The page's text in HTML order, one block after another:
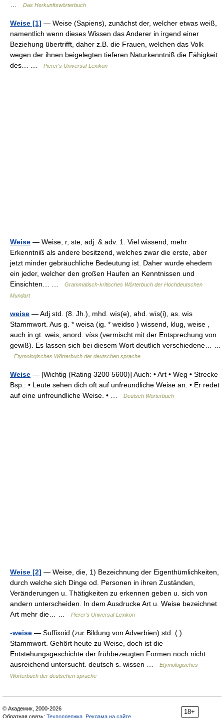
Das Herkunftswörterbuch
Weise [1] — Weise (Sapiens), zunächst der, welcher etwas weiß,
namentlich wenn dieses Wissen das Anderer in irgend einer
Beziehung übertrifft, daher z.B. die Frauen, welchen das Volk
wegen der ihnen beigelegten tieferen Naturkenntniß die Fähigkeit
des… …
Pierer's Universal-Lexikon
Weise — Weise, r, ste, adj. & adv. 1. Viel wissend, mehr
Erkenntniß als andere besitzend, welches zwar die erste, aber
jetzt minder gebräuchliche Bedeutung ist. Daher wurde ehedem
ein jeder, welcher den großen Haufen an Kenntnissen und
Einsichten… …
Grammatisch-kritisches Wörterbuch der Hochdeutschen
Mundart
weise — Adj std. (8. Jh.), mhd. wīs(e), ahd. wīs(i), as. wīs
Stammwort. Aus g. * weisa (ig. * weidso ) wissend, klug, weise ,
auch in gt. weis, anord. víss (vermischt mit der Entsprechung von
gewiß). Es lassen sich bei diesem Wort deutlich verschiedene… …
Etymologisches Wörterbuch der deutschen sprache
Weise — [Wichtig (Rating 3200 5600)] Auch: • Art • Weg • Strecke
Bsp.: • Leute sehen dich oft auf unfreundliche Weise an. • Er redet
auf eine unfreundliche Weise. • …
Deutsch Wörterbuch
Weise [2] — Weise, die, 1) Bezeichnung der Eigenthümlichkeiten,
durch welche sich Dinge od. Personen in ihren Zuständen,
Veränderungen u. Thätigkeiten zu erkennen geben u. sich von
andern unterscheiden. In dem Ausdrucke Art u. Weise bezeichnet
Art mehr die… …
Pierer's Universal-Lexikon
-weise — Suffixoid (zur Bildung von Adverbien) std. ( )
Stammwort. Gehört heute zu Weise, doch ist die
Entstehungsgeschichte der frühbezeugten Formen noch nicht
ausreichend untersucht. deutsch s. wissen …
Etymologisches
Wörterbuch der deutschen sprache
18+
© Академик, 2000-2026
Обратная связь: Техподдержка Реклама на сайте